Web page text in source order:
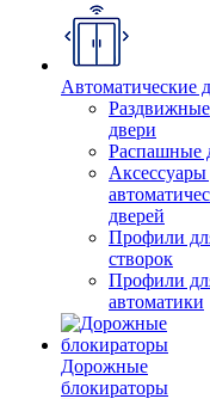
Автоматические
Раздвижные
двери
Распашные
Аксессуары
дверей
Профили
створок
Профили
автоматики
Дорожные
блокираторы